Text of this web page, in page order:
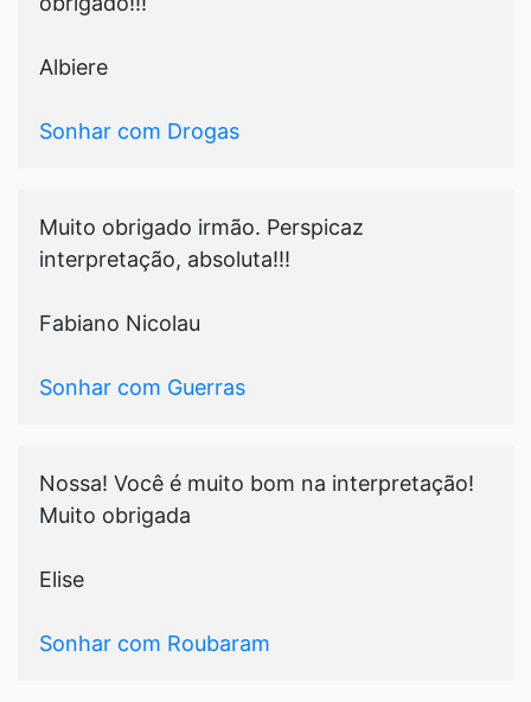
Albiere
Sonhar com Drogas
Muito obrigado irmão. Perspicaz
interpretação, absoluta!!!
Fabiano Nicolau
Sonhar com Guerras
Nossa! Você é muito bom na interpretação!
Muito obrigada
Elise
Sonhar com Roubaram